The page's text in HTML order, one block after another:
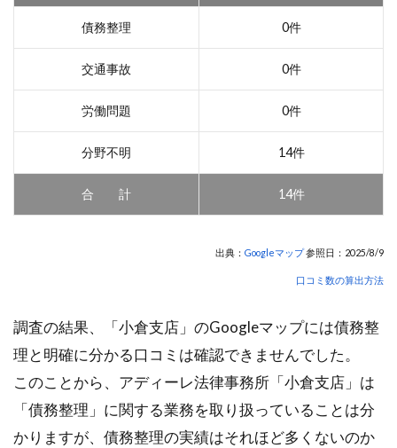
債務整理 0件
交通事故 0件
労働問題 0件
分野不明 14件
合 計 14件
出典： Googleマップ参照日：2025/8/9
口コミ数の算出方法
調査の結果、「小倉支店」のGoogleマップには債務整
理と明確に分かる口コミは確認できませんでした。
このことから、アディーレ法律事務所「小倉支店」は
「債務整理」に関する業務を取り扱っていることは分
かりますが、債務整理の実績はそれほど多くないのか